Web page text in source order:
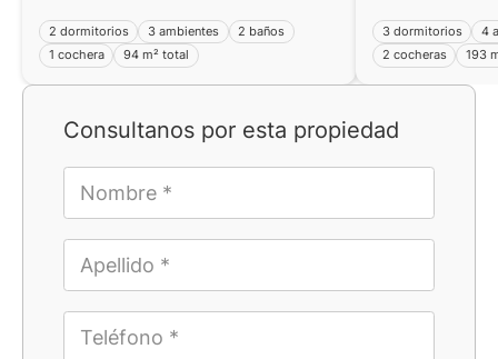
Consultanos por esta propiedad
2 dormitorios 3 ambientes
2 baños
1 cochera
94 m² total
3 dormitorios
4
2 cocheras
193